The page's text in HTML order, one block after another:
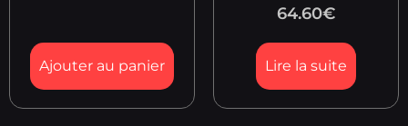
Ajouter au panier
64.60€
Lire la suite